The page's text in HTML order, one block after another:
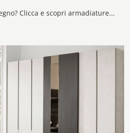
Cerchi un armadio in legno? Clicca e scopri armadiature componibili con ante battenti di Maronese.